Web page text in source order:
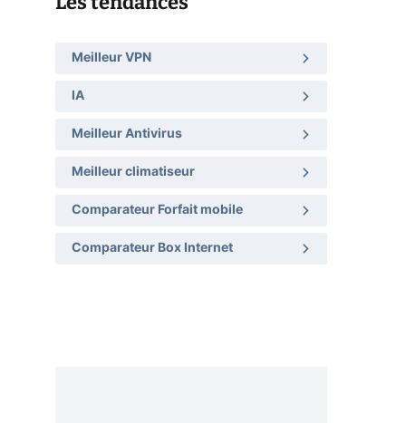
Meilleur VPN
IA
Meilleur Antivirus
Meilleur climatiseur
Comparateur Forfait mobile
Comparateur Box Internet